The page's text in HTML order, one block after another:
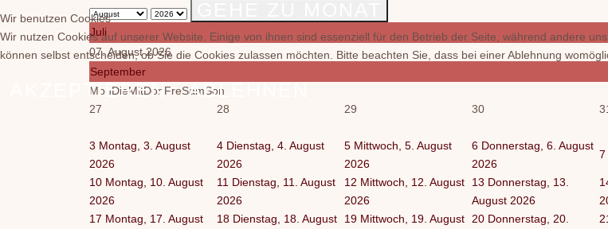
Juli
07. August 2026
September
MonDieMitDon FreSamSon
27
28 29 30
3 Montag, 3. August
2026
4 Dienstag, 4. August
2026
5 Mittwoch, 5. August
2026
6 Donnerstag, 6. August
2026
7
10 Montag, 10. August
2026
11 Dienstag, 11. August
2026
12 Mittwoch, 12. August
2026
13 Donnerstag, 13.
August 2026
17 Montag, 17. August
18 Dienstag, 18. August
19 Mittwoch, 19. August
20 Donnerstag, 20.
Wir benutzen Cookies
Wir nutzen Cookies auf unserer Website. Einige von ihnen sind essenziell für den Betrieb der Seite, während andere
können selbst entscheiden, ob Sie die Cookies zulassen möchten. Bitte beachten Sie, dass bei einer Ablehnung
AKZEPTIEREN ABLEHNEN